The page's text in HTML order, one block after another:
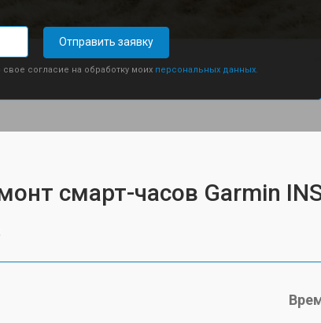
Отправить заявку
согласие на обработку моих персональных данных.
смарт-часов Garmin